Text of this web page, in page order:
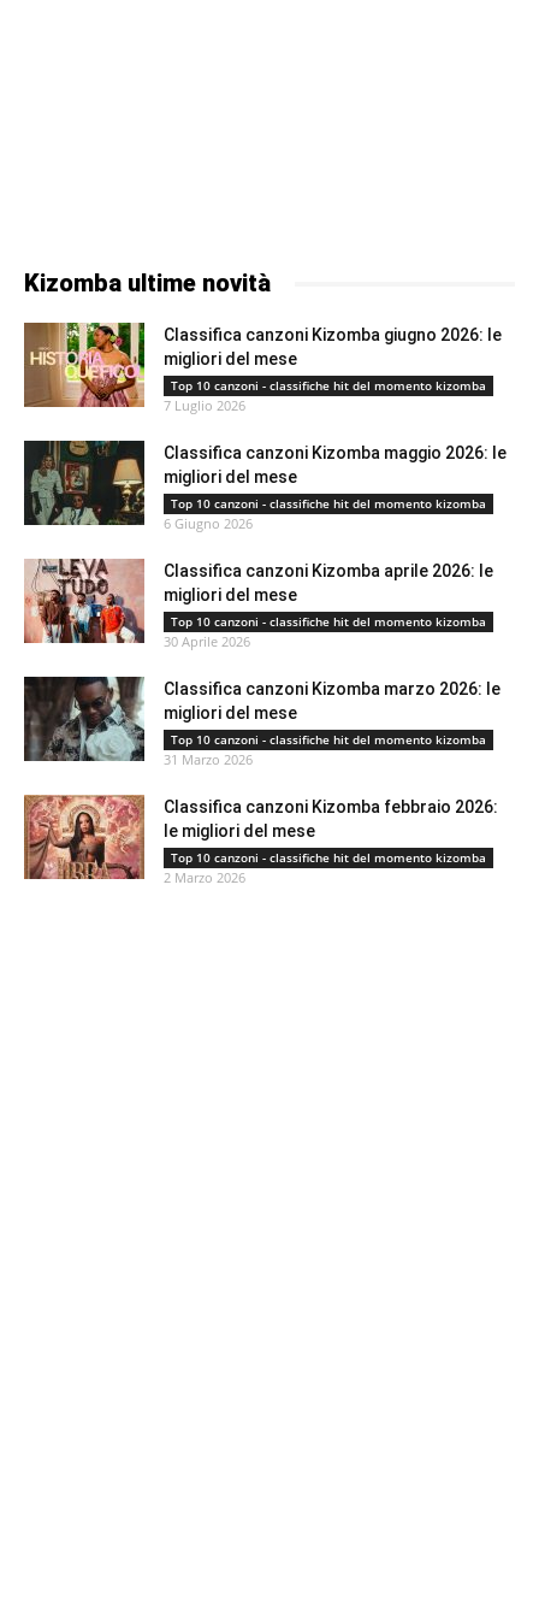
Kizomba ultime novità
Classifica canzoni Kizomba giugno 2026: le
migliori del mese
Top 10 canzoni - classifiche hit del momento kizomba
7 Luglio 2026
Classifica canzoni Kizomba maggio 2026: le
migliori del mese
Top 10 canzoni - classifiche hit del momento kizomba
6 Giugno 2026
Classifica canzoni Kizomba aprile 2026: le
migliori del mese
Top 10 canzoni - classifiche hit del momento kizomba
30 Aprile 2026
Classifica canzoni Kizomba marzo 2026: le
migliori del mese
Top 10 canzoni - classifiche hit del momento kizomba
31 Marzo 2026
Classifica canzoni Kizomba febbraio 2026:
le migliori del mese
Top 10 canzoni - classifiche hit del momento kizomba
2 Marzo 2026